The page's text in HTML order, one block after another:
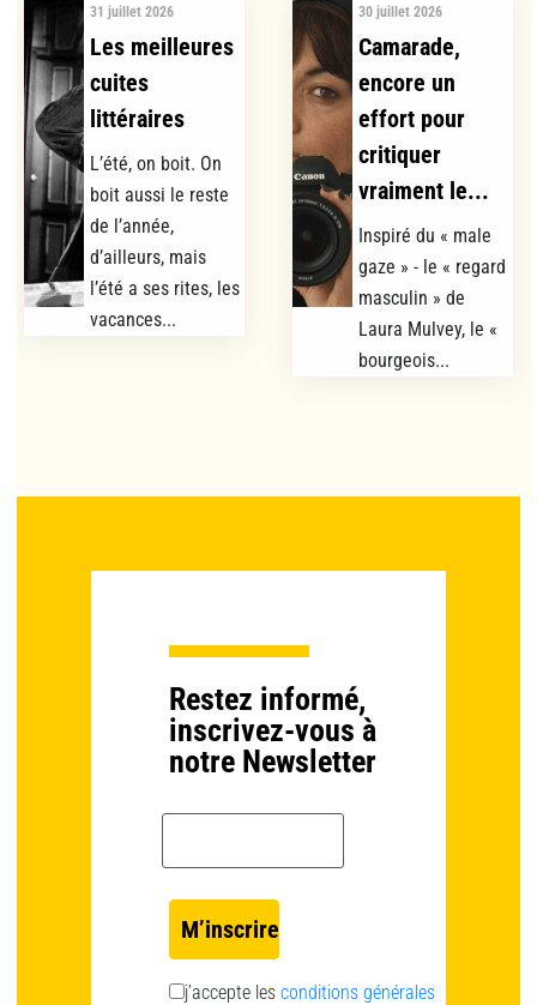
31 juillet 2026
Les meilleures
cuites
littéraires
L’été, on boit. On
boit aussi le reste
de l’année,
d’ailleurs, mais
l’été a ses rites, les
vacances...
30 juillet 2026
Camarade,
encore un
effort pour
critiquer
vraiment le...
Inspiré du « male
gaze » - le « regard
masculin » de
Laura Mulvey, le «
bourgeois...
Restez informé,
inscrivez-vous à
notre Newsletter
j’accepte les conditions générales